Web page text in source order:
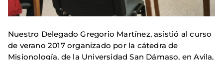
Nuestro Delegado Gregorio Martínez, asistió al curso
de verano 2017 organizado por la cátedra de
Misionología, de la Universidad San Dámaso, en Avila,